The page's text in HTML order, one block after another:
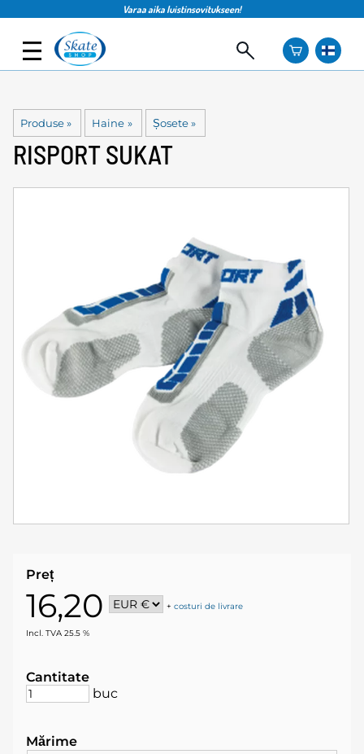
Varaa aika luistinsovitukseen!
Produse‪» Haine ‪» Șosete ‪»
RISPORTSUKAT
Preț
16,20 +costuri de livrare
Incl. TVA 25.5 %
Cantitate
buc
Mărime